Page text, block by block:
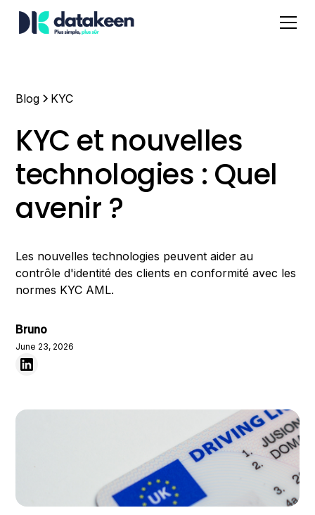
Blog KYC
KYC et nouvelles
technologies : Quel
avenir ?
Les nouvelles technologies peuvent aider au
contrôle d'identité des clients en conformité avec les
normes KYC AML.
Bruno
June 23, 2026